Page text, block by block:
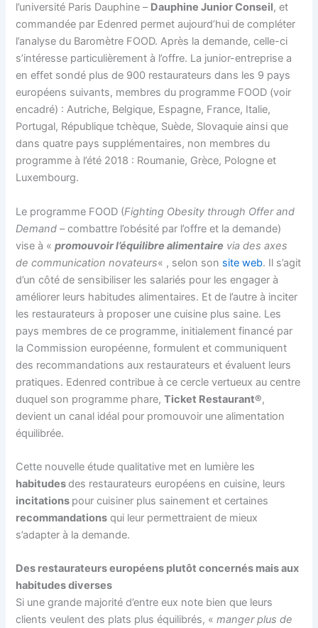
l’université Paris Dauphine – Dauphine Junior Conseil, et
commandée par Edenred permet aujourd’hui de compléter
l’analyse du Baromètre FOOD. Après la demande, celle-ci
s’intéresse particulièrement à l’offre. La junior-entreprise a
en effet sondé plus de 900 restaurateurs dans les 9 pays
européens suivants, membres du programme FOOD (voir
encadré) : Autriche, Belgique, Espagne, France, Italie,
Portugal, République tchèque, Suède, Slovaquie ainsi que
dans quatre pays supplémentaires, non membres du
programme à l’été 2018 : Roumanie, Grèce, Pologne et
Luxembourg.
Le programme FOOD (Fighting Obesity through Offer and
Demand – combattre l’obésité par l’offre et la demande)
vise à «promouvoir l’équilibre alimentaire via des axes
de communication novateurs« , selon son site web. Il s’agit
d’un côté de sensibiliser les salariés pour les engager à
améliorer leurs habitudes alimentaires. Et de l’autre à inciter
les restaurateurs à proposer une cuisine plus saine. Les
pays membres de ce programme, initialement financé par
la Commission européenne, formulent et communiquent
des recommandations aux restaurateurs et évaluent leurs
pratiques. Edenred contribue à ce cercle vertueux au centre
duquel son programme phare,Ticket Restaurant®,
devient un canal idéal pour promouvoir une alimentation
équilibrée.
Cette nouvelle étude qualitative met en lumière les
habitudesdes restaurateurs européens en cuisine, leurs
incitations pour cuisiner plus sainement et certaines
recommandations qui leur permettraient de mieux
s’adapter à la demande.
Des restaurateurs européens plutôt concernés mais aux
habitudes diverses
Si une grande majorité d’entre eux note bien que leurs
clients veulent des plats plus équilibrés, «manger plus de